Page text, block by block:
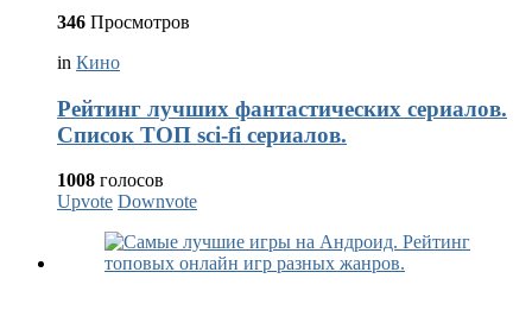
346 Просмотров
in Кино
Рейтинг лучших фантастических сериалов.
Список ТОП sci-fi сериалов.
1008 голосов
Upvote Downvote